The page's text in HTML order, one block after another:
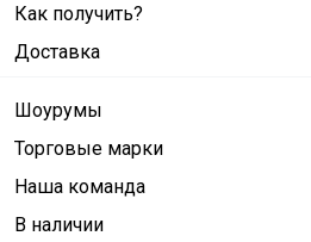
Как получить?
Доставка
Шоурумы
Торговые марки
Наша команда
В наличии